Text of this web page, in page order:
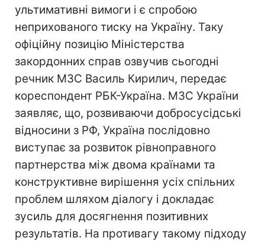
ультимативні вимоги і є спробою
неприхованого тиску на Україну. Таку
офіційну позицію Міністерства
закордонних справ озвучив сьогодні
речник МЗС Василь Кирилич, передає
кореспондент РБК-Україна. МЗС України
заявляє, що, розвиваючи добросусідські
відносини з РФ, Україна послідовно
виступає за розвиток рівноправного
партнерства між двома країнами та
конструктивне вирішення усіх спільних
проблем шляхом діалогу і докладає
зусиль для досягнення позитивних
результатів. На противагу такому підходу